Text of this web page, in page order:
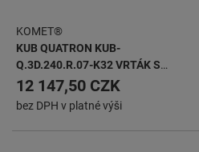
KOMET®
KUB QUATRON KUB-
Q.3D.240.R.07-K32 VRTÁK S
VYMĚNITELNÝMI
BŘITOVÝMI DESTIČKAMI
12 147,50 CZK
bez DPH v platné výši